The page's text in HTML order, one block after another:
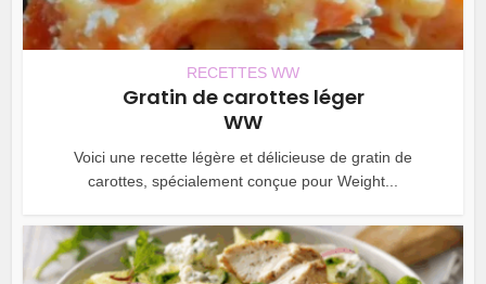
RECETTES WW
Gratin de carottes léger
WW
Voici une recette légère et délicieuse de gratin de
carottes, spécialement conçue pour Weight...